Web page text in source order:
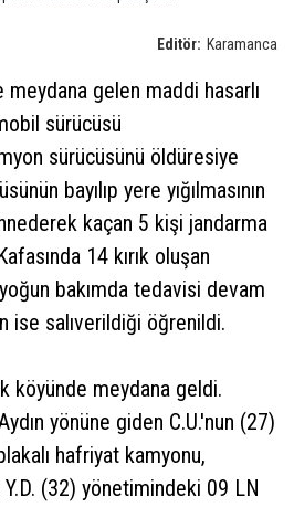
Editör: Karamanca
meydana gelen maddi hasarlı
sürücüsü
sürücüsünü öldüresiye
bayılıp yere yığılmasının
kaçan 5 kişi jandarma
14 kırık oluşan
bakımda tedavisi devam
ise salıverildiği öğrenildi.
köyünde meydana geldi.
yönüne giden C.U.'nun (27)
hafriyat kamyonu,
(32) yönetimindeki 09 LN